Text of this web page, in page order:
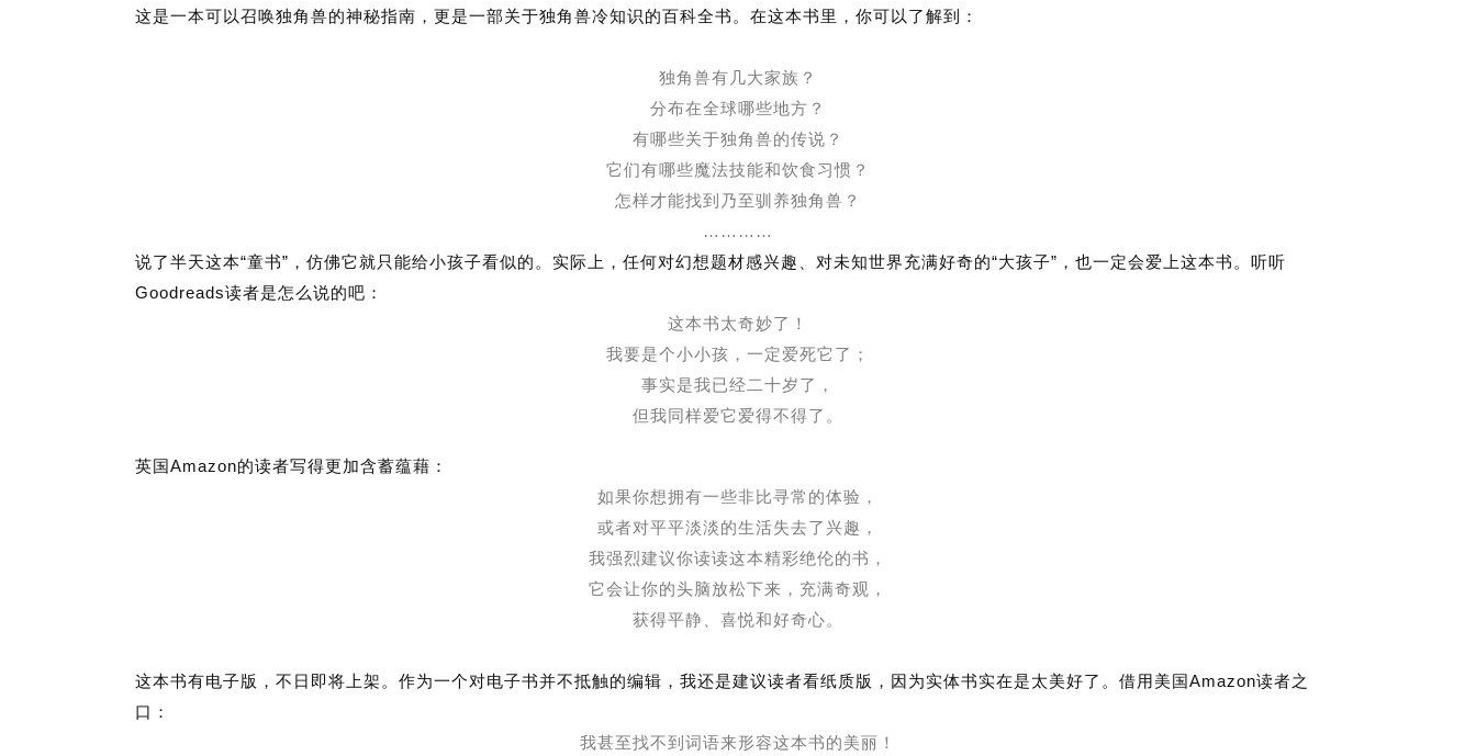
这是一本可以召唤独角兽的神秘指南，更是一部关于独角兽冷知识的百科全书。在这本书里，你可以了解到：
独角兽有几大家族？
分布在全球哪些地方？
有哪些关于独角兽的传说？
它们有哪些魔法技能和饮食习惯？
怎样才能找到乃至驯养独角兽？
…………
说了半天这本“童书” ，仿佛它就只能给小孩子看似的。实际上，任何对幻想题材感兴趣、对未知世界充满好奇的“大孩子” ，也一定会爱上这本书。听听
Goodreads读者是怎么说的吧：
这本书太奇妙了！
我要是个小小孩，一定爱死它了；
事实是我已经二十岁了，
但我同样爱它爱得不得了。
英国 Amazon的读者写得更加含蓄蕴藉：
如果你想拥有一些非比寻常的体验，
或者对平平淡淡的生活失去了兴趣，
我强烈建议你读读这本精彩绝伦的书，
它会让你的头脑放松下来，充满奇观，
获得平静、喜悦和好奇心。
这本书有电子版，不日即将上架。作为一个对电子书并不抵触的编辑，我还是建议读者看纸质版，因为实体书实在是太美好了。借用美国 Amazon读者之
口：
我甚至找不到词语来形容这本书的美丽！